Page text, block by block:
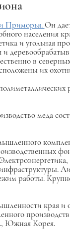
Приморья.Он
населения
и угольная
в
их
меда
работы.
края и
Южная Корея.